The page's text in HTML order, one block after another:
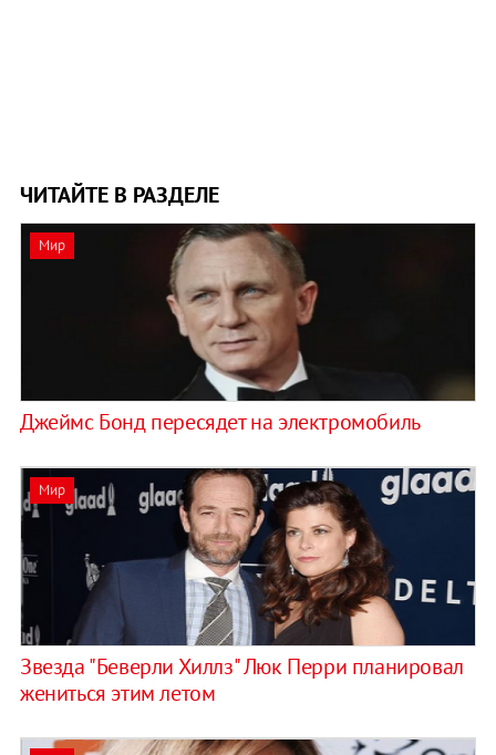
ЧИТАЙТЕ В РАЗДЕЛЕ
Мир
Джеймс Бонд пересядет на электромобиль
Мир
Звезда "Беверли Хиллз" Люк Перри планировал
жениться этим летом